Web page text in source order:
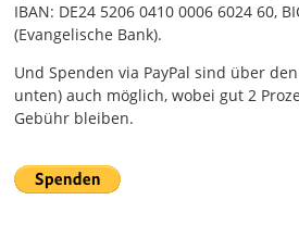
IBAN: DE24 5206 0410 0006 6024 60,
(Evangelische Bank).
Und Spenden via PayPal sind über
unten) auch möglich, wobei gut 2
Gebühr bleiben.